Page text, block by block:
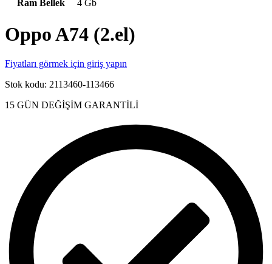
Ram Bellek
4 Gb
Oppo A74 (2.el)
Fiyatları görmek için giriş yapın
Stok kodu: 2113460-113466
15 GÜN DEĞİŞİM GARANTİLİ